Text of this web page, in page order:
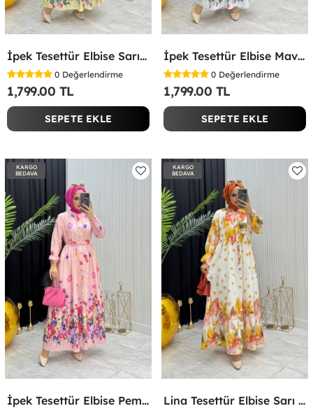
İpek Tesettür Elbise Sarı Sarı
0 Değerlendirme
1,799.00 TL
SEPETE EKLE
İpek Tesettür Elbise Mavi Mavi
0 Değerlendirme
1,799.00 TL
SEPETE EKLE
KARGO
BEDAVA
İpek Tesettür Elbise Pembe Pembe
KARGO
BEDAVA
Lina Tesettür Elbise Sarı Sarı